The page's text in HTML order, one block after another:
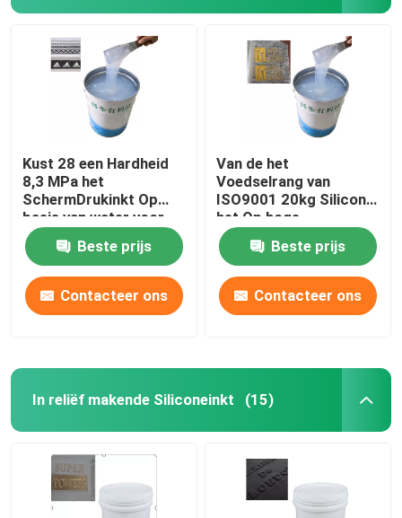
Kust 28 een Hardheid
8,3 MPa het
SchermDrukinkt Op
basis van water voor
Elastische Singelband
Beste prijs
Contacteer ons
Van de het
Voedselrang van
ISO9001 20kg Silicone
het Op hoge
temperatuur voor
Kleurendeklaag
Beste prijs
Contacteer ons
In reliëf makende Siliconeinkt (15)